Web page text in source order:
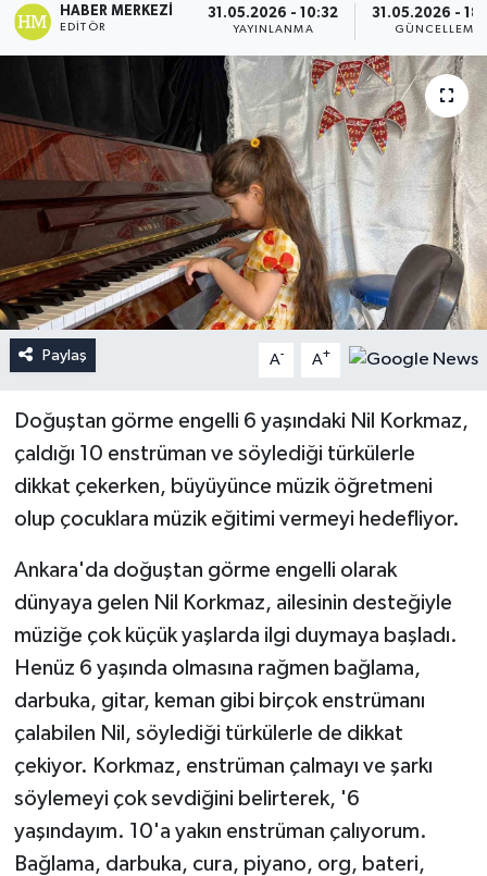
HABER MERKEZI
EDITÖR
31.05.2026 - 10:32
YAYINLANMA
31.05.2026 -
GÜNCELLEME
Paylaş A- A+
Doğuştan görme engelli 6 yaşındaki Nil Korkmaz,
çaldığı 10 enstrüman ve söylediği türkülerle
dikkat çekerken, büyüyünce müzik öğretmeni
olup çocuklara müzik eğitimi vermeyi hedefliyor.
Ankara'da doğuştan görme engelli olarak
dünyaya gelen Nil Korkmaz, ailesinin desteğiyle
müziğe çok küçük yaşlarda ilgi duymaya başladı.
Henüz 6 yaşında olmasına rağmen bağlama,
darbuka, gitar, keman gibi birçok enstrümanı
çalabilen Nil, söylediği türkülerle de dikkat
çekiyor. Korkmaz, enstrüman çalmayı ve şarkı
söylemeyi çok sevdiğini belirterek, '6
yaşındayım. 10'a yakın enstrüman çalıyorum.
Bağlama, darbuka, cura, piyano, org, bateri,